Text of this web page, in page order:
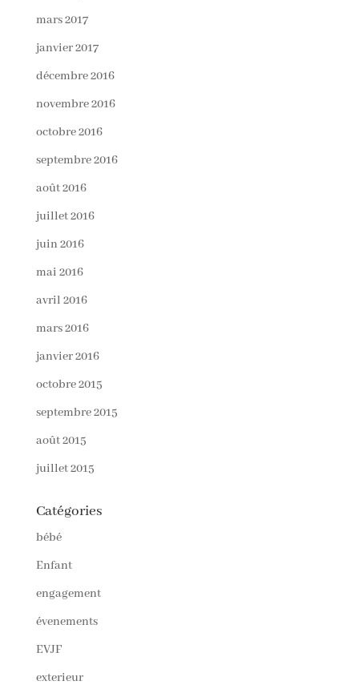
mars 2017
janvier 2017
décembre 2016
novembre 2016
octobre 2016
septembre 2016
août 2016
juillet 2016
juin 2016
mai 2016
avril 2016
mars 2016
janvier 2016
octobre 2015
septembre 2015
août 2015
juillet 2015
Catégories
bébé
Enfant
engagement
évenements
EVJF
exterieur